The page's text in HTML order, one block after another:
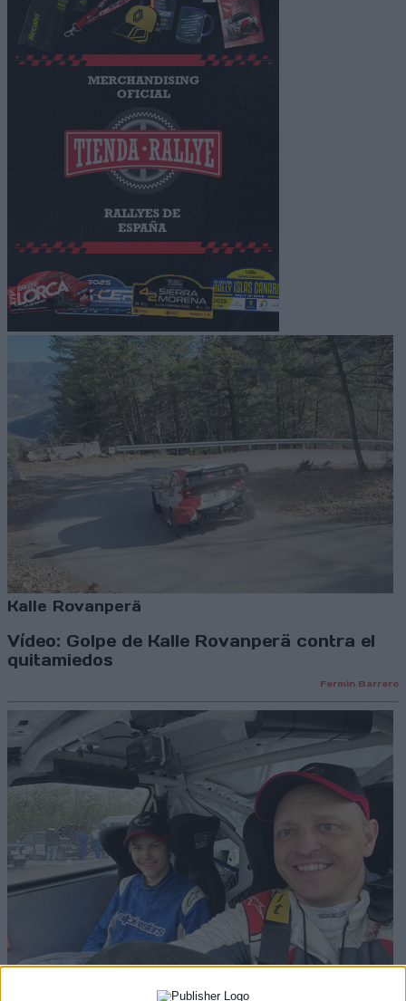
Kalle Rovanperä
Vídeo: Golpe de Kalle Rovanperä contra el
quitamiedos
Fermín Barrero